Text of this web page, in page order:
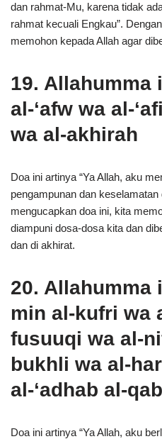
dan rahmat-Mu, karena tidak
rahmat kecuali Engkau”.
memohon kepada Allah agar
19. Allahumma
al-‘afw wa al-
wa al-akhirah
Doa ini artinya “Ya Allah, aku
pengampunan dan
mengucapkan doa ini, kita
diampuni dosa-dosa kita dan
dan di akhirat.
20. Allahumma
min al-kufri wa
fusuuqi wa al-
bukhli wa al-
al-‘adhab al-
Doa ini artinya “Ya Allah, aku